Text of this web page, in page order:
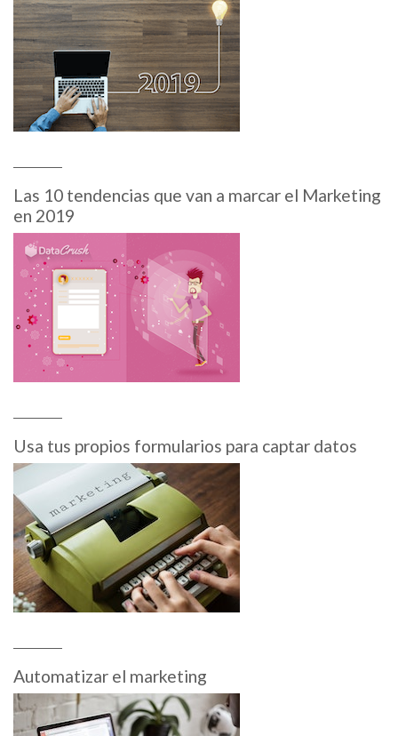
Las 10 tendencias que van a marcar el Marketing
en 2019
Usa tus propios formularios para captar datos
Automatizar el marketing